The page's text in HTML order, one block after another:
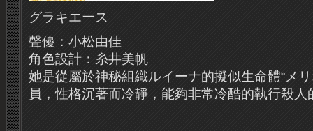
グラキエース
聲優：小松由佳
角色設計：糸井美帆
她是從屬於神秘組織ルイーナ的擬似生命體“メ
員，性格沉著而冷靜，能夠非常冷酷的執行殺人